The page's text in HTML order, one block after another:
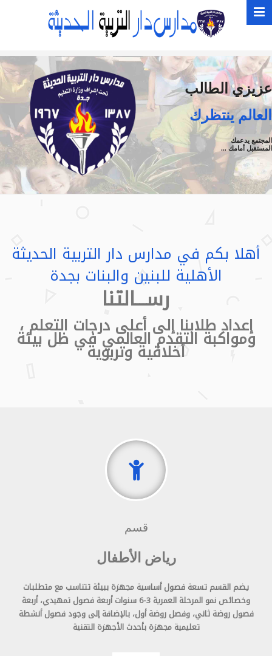
عزيزي الطالب
العالم ينتظرك
المجتمع يدعمك
المستقبل أمامك ...
أهلا بكم في مدارس دار التربية الحديثة
الأهلية للبنين والبنات بجدة
رســـالتنا
إعداد طلابنا إلى أعلى درجات التعلم ،
ومواكبة التقدم العالمي في ظل بيئة
أخلاقية وتربوية
قسم
رياض الأطفال
يضم القسم تسعة فصول أساسية مجهزة ببيئة تتناسب مع متطلبات
وخصائص نمو المرحلة العمرية 3-6 سنوات أربعة فصول تمهيدي، أربعة
فصول روضة ثاني، وفصل روضة أول، بالإضافة إلى وجود فصول أنشطة
تعليمية مجهزة بأحدث الأجهزة التقنية